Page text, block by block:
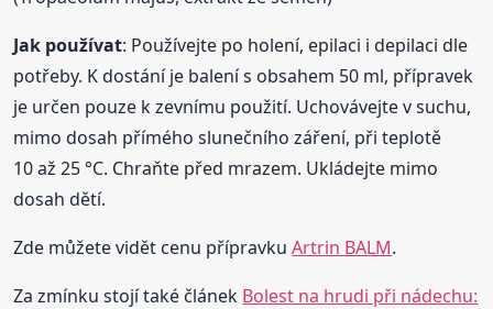
Jak používat: Používejte po holení, epilaci i depilaci dle
potřeby. K dostání je balení s obsahem 50 ml, přípravek
je určen pouze k zevnímu použití. Uchovávejte v suchu,
mimo dosah přímého slunečního záření, při teplotě
10 až 25 °C. Chraňte před mrazem. Ukládejte mimo
dosah dětí.
Zde můžete vidět cenu přípravkuArtrin BALM.
Za zmínku stojí také článek Bolest na hrudi při nádechu: